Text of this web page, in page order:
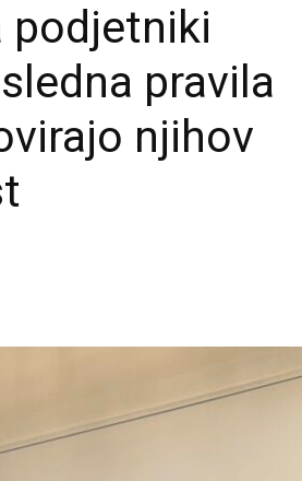
podjetniki
pravila
njihov